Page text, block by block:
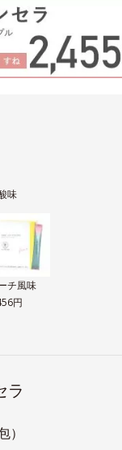
味
チ風味
円
ラ
）